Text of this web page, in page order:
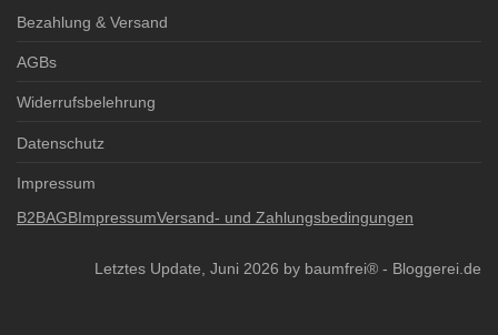
Bezahlung & Versand
AGBs
Widerrufsbelehrung
Datenschutz
Impressum
B2BAGBImpressumVersand- und Zahlungsbedingungen
Letztes Update, Juni 2026 by baumfrei® - Bloggerei.de